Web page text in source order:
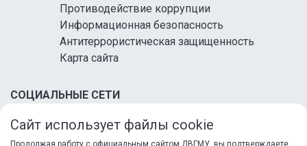
Противодействие коррупции
Информационная безопасность
Антитеррористическая защищенность
Карта сайта
СОЦИАЛЬНЫЕ СЕТИ
Сайт использует файлы cookie